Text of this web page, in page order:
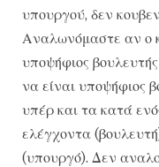
υπουργού, δεν
Αναλωνόμαστε αν ο
υποψήφιος
να είναι υποψήφιος
υπέρ και τα κατά
ελέγχοντα
(υπουργό). Δεν